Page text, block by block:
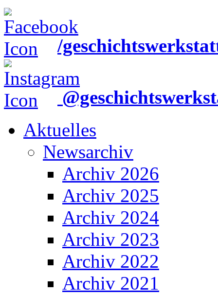
/
Aktuelles
Newsarchiv
Archiv 2026
Archiv 2025
Archiv 2024
Archiv 2023
Archiv 2022
Archiv 2021